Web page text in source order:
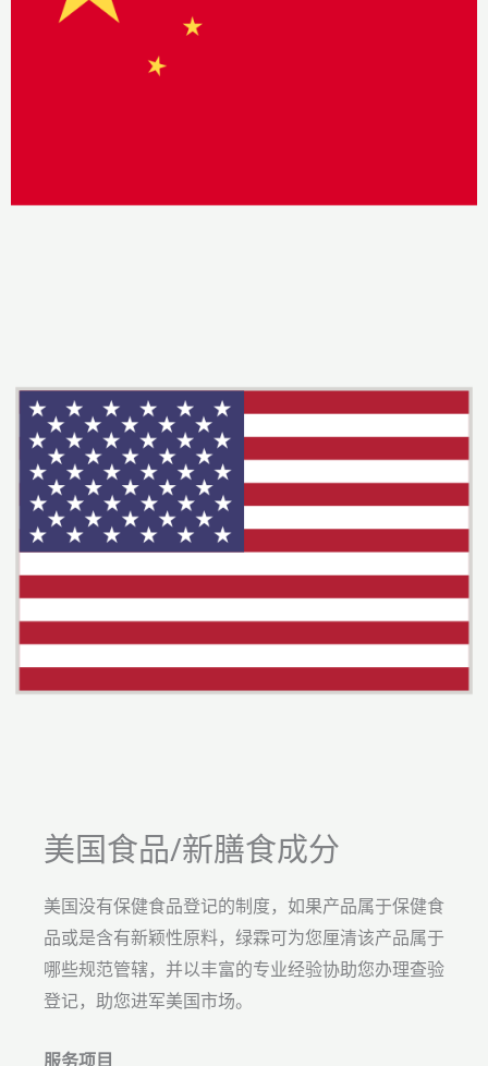
美国食品/新膳食成分
美国没有保健食品登记的制度，如果产品属于保健食
品或是含有新颖性原料，绿霖可为您厘清该产品属于
哪些规范管辖，并以丰富的专业经验协助您办理查验
登记，助您进军美国市场。
服务项目